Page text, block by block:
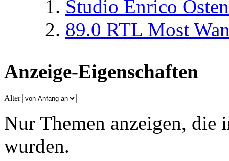
Studio Enrico
89.0 RTL Most
Anzeige-Eigenschaften
Alter
Nur Themen anzeigen, die
wurden.